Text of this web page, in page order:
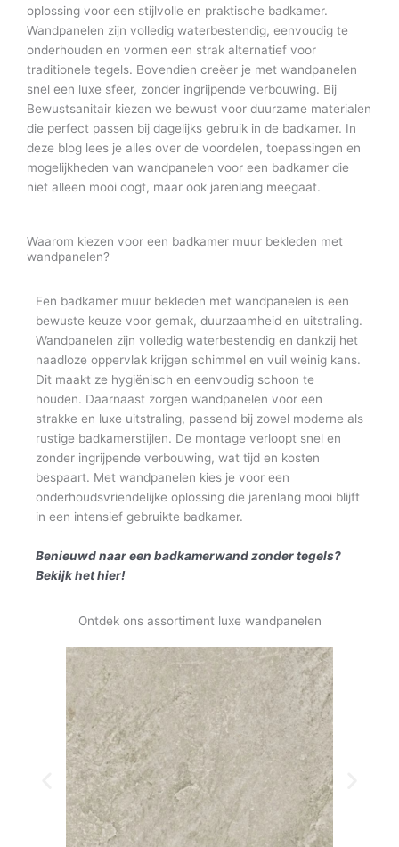
oplossing voor een stijlvolle en praktische badkamer.
Wandpanelen zijn volledig waterbestendig, eenvoudig te
onderhouden en vormen een strak alternatief voor
traditionele tegels. Bovendien creëer je met wandpanelen
snel een luxe sfeer, zonder ingrijpende verbouwing. Bij
Bewustsanitair kiezen we bewust voor duurzame materialen
die perfect passen bij dagelijks gebruik in de badkamer. In
deze blog lees je alles over de voordelen, toepassingen en
mogelijkheden van wandpanelen voor een badkamer die
niet alleen mooi oogt, maar ook jarenlang meegaat.
Waarom kiezen voor een badkamer muur bekleden met
wandpanelen?
Een badkamer muur bekleden met wandpanelen is een
bewuste keuze voor gemak, duurzaamheid en uitstraling.
Wandpanelen zijn volledig waterbestendig en dankzij het
naadloze oppervlak krijgen schimmel en vuil weinig kans.
Dit maakt ze hygiënisch en eenvoudig schoon te
houden. Daarnaast zorgen wandpanelen voor een
strakke en luxe uitstraling, passend bij zowel moderne als
rustige badkamerstijlen. De montage verloopt snel en
zonder ingrijpende verbouwing, wat tijd en kosten
bespaart. Met wandpanelen kies je voor een
onderhoudsvriendelijke oplossing die jarenlang mooi blijft
in een intensief gebruikte badkamer.
Benieuwd naar een badkamerwand zonder tegels?
Bekijk het hier!
Ontdek ons assortiment luxe wandpanelen